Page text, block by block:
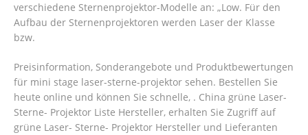
verschiedene Sternenprojektor-Modelle an: „Low. Für den
Aufbau der Sternenprojektoren werden Laser der Klasse
bzw.
Preisinformation, Sonderangebote und Produktbewertungen
für mini stage laser-sterne-projektor sehen. Bestellen Sie
heute online und können Sie schnelle, . China grüne Laser-
Sterne- Projektor Liste Hersteller, erhalten Sie Zugriff auf
grüne Laser- Sterne- Projektor Hersteller und Lieferanten